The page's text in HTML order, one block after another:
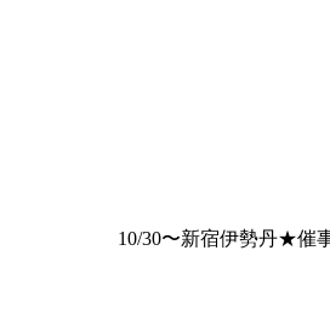
10/30〜新宿伊勢丹★催